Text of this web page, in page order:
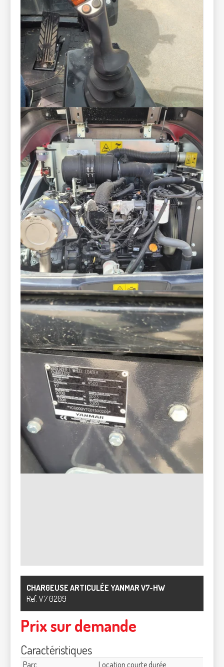
CHARGEUSE ARTICULÉEYANMAR V7-HW
Ref. V7 0209
Prix sur demande
Caractéristiques
Parc
Location courte durée